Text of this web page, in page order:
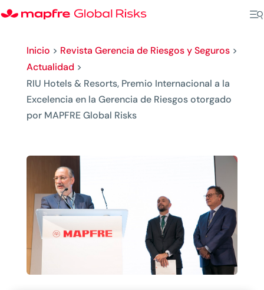
Inicio > Revista Gerencia de Riesgos y Seguros>
Actualidad >
RIU Hotels & Resorts, Premio Internacional a la
Excelencia en la Gerencia de Riesgos otorgado
por MAPFRE Global Risks